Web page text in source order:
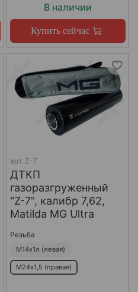
В наличии
Купить сейчас
арт. Z-7
ДТКП
газоразгруженный
"Z-7", калибр 7,62,
Matilda MG Ultra
Резьба
М14х1л (левая)
М24х1,5 (правая)